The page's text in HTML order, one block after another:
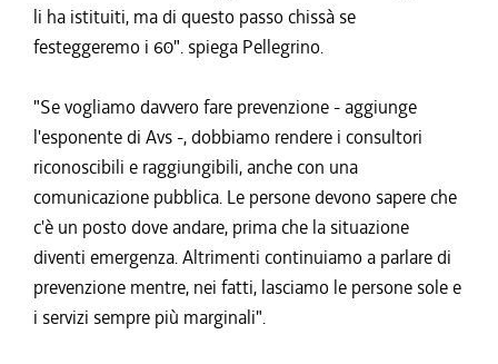
li ha istituiti, ma di questo passo chissà se
festeggeremo i 60". spiega Pellegrino.
"Se vogliamo davvero fare prevenzione - aggiunge
l'esponente di Avs -, dobbiamo rendere i consultori
riconoscibili e raggiungibili, anche con una
comunicazione pubblica. Le persone devono sapere che
c'è un posto dove andare, prima che la situazione
diventi emergenza. Altrimenti continuiamo a parlare di
prevenzione mentre, nei fatti, lasciamo le persone sole e
i servizi sempre più marginali".